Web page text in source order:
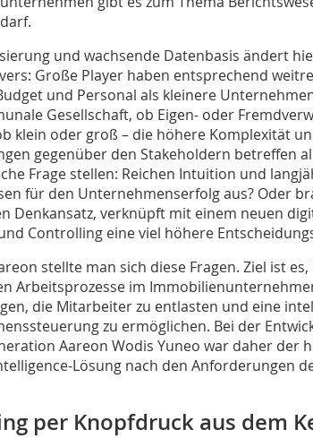
und wachsende Datenbasis ändert
Große Player haben entsprechend
und Personal als kleinere
Gesellschaft, ob Eigen- oder
klein oder groß – die höhere Komplexität
gegenüber den Stakeholdern betreffen
Frage stellen: Reichen Intuition und
für den Unternehmenserfolg aus? Oder
Denkansatz, verknüpft mit einem neuen
Controlling eine viel höhere
stellte man sich diese Fragen. Ziel ist
Arbeitsprozesse im
die Mitarbeiter zu entlasten und eine
zu ermöglichen. Bei der
Aareon Wodis Yuneo war daher der
Lösung nach den Anforderungen
per Knopfdruck aus dem